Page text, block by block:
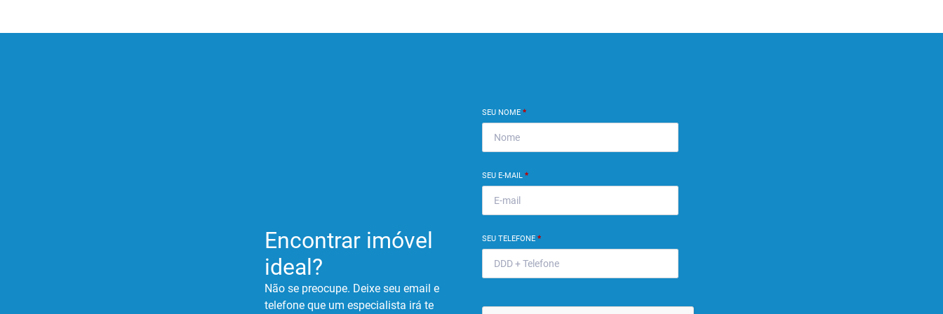
Encontrar imóvel
ideal?
Não se preocupe. Deixe seu email e
telefone que um especialista irá te
SEU NOME *
SEU E-MAIL *
SEU TELEFONE *